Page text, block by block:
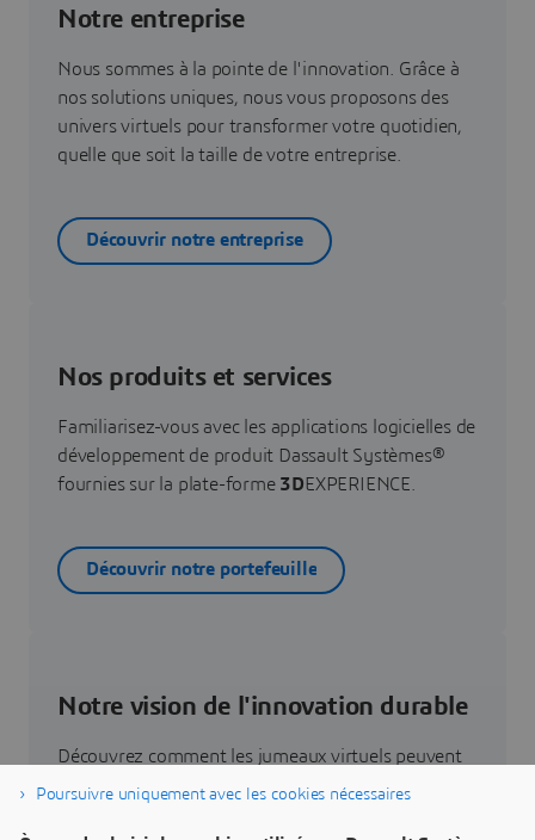
Notre entreprise
Nous sommes à la pointe de l'innovation. Grâce à
nos solutions uniques, nous vous proposons des
univers virtuels pour transformer votre quotidien,
quelle que soit la taille de votre entreprise.
Découvrir notre entreprise
Nos produits et services
Familiarisez-vous avec les applications logicielles de
développement de produit Dassault Systèmes®
fournies sur la plate-forme 3DEXPERIENCE.
Découvrir notre portefeuille
Notre vision de l'innovation durable
Découvrez comment les jumeaux virtuels peuvent
vous aider à repenser vos produits, vos processus
Poursuivre uniquement avec les cookies nécessaires